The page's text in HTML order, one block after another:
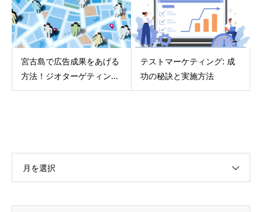
宮古島で広告成果をあげる
方法！ジオターゲティン...
テストマーケティング: 成
功の秘訣と実施方法
月を選択